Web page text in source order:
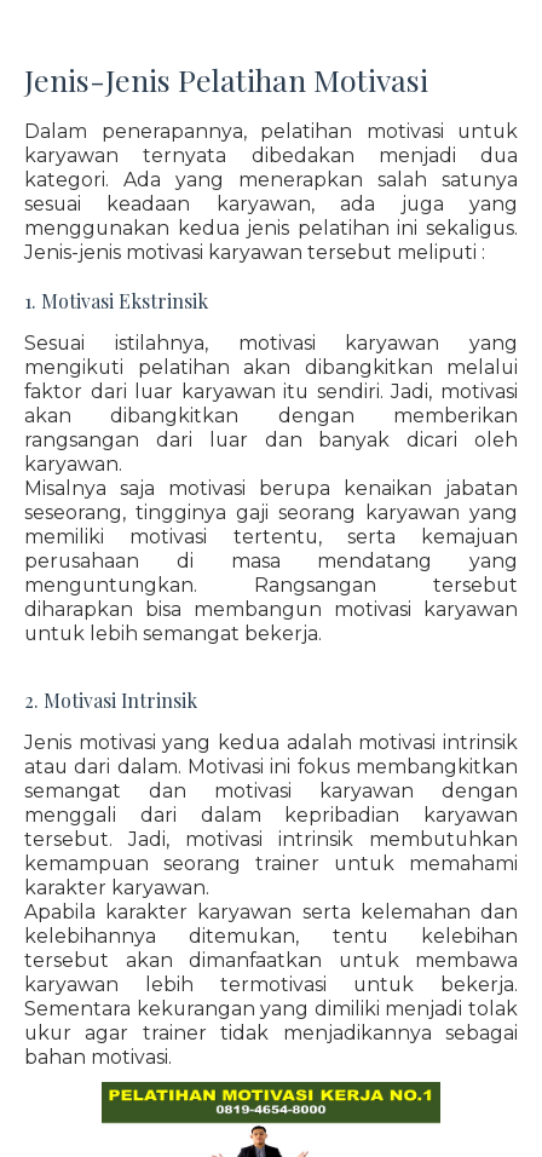
Jenis-Jenis Pelatihan Motivasi
Dalam penerapannya, pelatihan motivasi untuk
karyawan ternyata dibedakan menjadi dua
kategori. Ada yang menerapkan salah satunya
sesuai keadaan karyawan, ada juga yang
menggunakan kedua jenis pelatihan ini sekaligus.
Jenis-jenis motivasi karyawan tersebut meliputi :
1. Motivasi Ekstrinsik
Sesuai istilahnya, motivasi karyawan yang
mengikuti pelatihan akan dibangkitkan melalui
faktor dari luar karyawan itu sendiri. Jadi, motivasi
akan dibangkitkan dengan memberikan
rangsangan dari luar dan banyak dicari oleh
karyawan.
Misalnya saja motivasi berupa kenaikan jabatan
seseorang, tingginya gaji seorang karyawan yang
memiliki motivasi tertentu, serta kemajuan
perusahaan di masa mendatang yang
menguntungkan. Rangsangan tersebut
diharapkan bisa membangun motivasi karyawan
untuk lebih semangat bekerja.
2. Motivasi Intrinsik
Jenis motivasi yang kedua adalah motivasi intrinsik
atau dari dalam. Motivasi ini fokus membangkitkan
semangat dan motivasi karyawan dengan
menggali dari dalam kepribadian karyawan
tersebut. Jadi, motivasi intrinsik membutuhkan
kemampuan seorang trainer untuk memahami
karakter karyawan.
Apabila karakter karyawan serta kelemahan dan
kelebihannya ditemukan, tentu kelebihan
tersebut akan dimanfaatkan untuk membawa
karyawan lebih termotivasi untuk bekerja.
Sementara kekurangan yang dimiliki menjadi tolak
ukur agar trainer tidak menjadikannya sebagai
bahan motivasi.